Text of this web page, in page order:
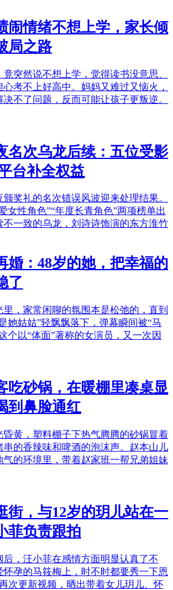
闹情绪不想上学，家长倾
局之路
突然说不想上学，觉得读书没意思、
考不上好高中。妈妈又难过又恼火，
不了问题，反而可能让孩子更叛逆。
名次乌龙后续：五位受影
台补全权益
奖礼的名次错误风波迎来处理结果。
女性角色”“年度长青角色”两项榜单出
一致的乌龙，刘诗诗饰演的东方淮竹
婚：48岁的她，把幸福的
了
，家常闲聊的氛围本是松弛的，直到
她姑姑”轻飘飘落下，弹幕瞬间被“马
以“体面”著称的女演员，又一次因
吃砂锅，在暖棚里凑桌显
到鼻脸通红
黄，塑料棚子下热气腾腾的砂锅冒着
串的香辣味和啤酒的泡沫声。赵本山儿
的环境里，带着赵家班一帮兄弟姐妹
街，与12岁的玥儿站在一
菲负责跟拍
，汪小菲在感情方面明显认真了不
孕的马筱梅上，时不时都要秀一下恩
次更新视频，晒出带着女儿玥儿、怀